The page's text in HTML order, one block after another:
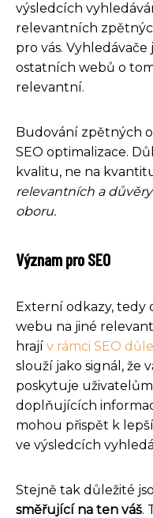
výsledcích
relevantních
pro vás.
ostatních webů o
relevantní.
Budování zpětných
SEO optimalizace.
kvalitu, ne na
relevantních a
oboru.
Význam pro SEO
Externí odkazy, tedy
webu na jiné
hrají v rámci SEO
slouží jako signál, že
poskytuje
doplňujících
mohou přispět k
ve výsledcích
Stejně tak důležité
směřující na ten váš.